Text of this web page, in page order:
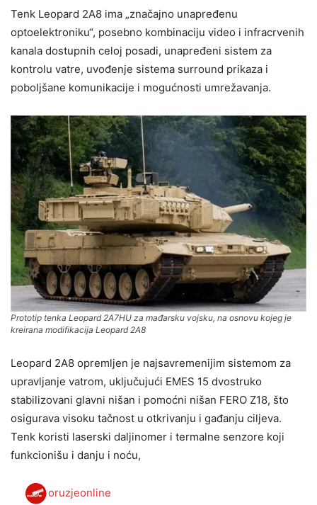
Tenk Leopard 2A8 ima „značajno unapređenu
optoelektroniku“, posebno kombinaciju video i infracrvenih
kanala dostupnih celoj posadi, unapređeni sistem za
kontrolu vatre, uvođenje sistema surround prikaza i
poboljšane komunikacije i mogućnosti umrežavanja.
Prototip tenka Leopard 2A7HU za mađarsku vojsku, na osnovu kojeg je
kreirana modifikacija Leopard 2A8
Leopard 2A8 opremljen je najsavremenijim sistemom za
upravljanje vatrom, uključujući EMES 15 dvostruko
stabilizovani glavni nišan i pomoćni nišan FERO Z18, što
osigurava visoku tačnost u otkrivanju i gađanju ciljeva.
Tenk koristi laserski daljinomer i termalne senzore koji
funkcionišu i danju i noću,
oruzjeonline